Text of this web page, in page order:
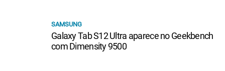
SAMSUNG
Galaxy Tab S12 Ultra aparece no Geekbench
com Dimensity 9500